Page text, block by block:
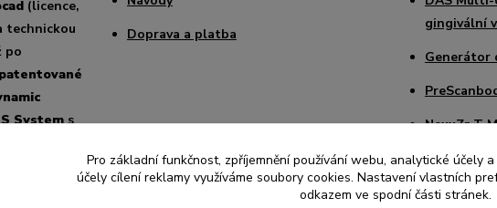
(licence,
technickou
po
patentované
Systems
Doprava a platba
gingivální
Generátor
NexxZr T
Sagemax
Intraorální
Pro základní funkčnost, zpříjemnění používání webu, analytické účely
účely cílení reklamy využíváme soubory cookies. Nastavení vlastních
odkazem ve spodní části stránek.